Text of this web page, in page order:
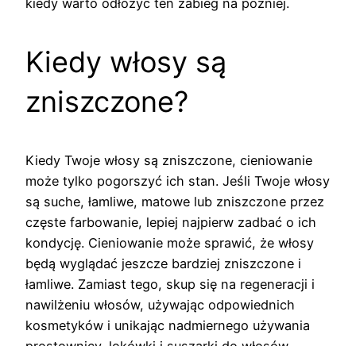
Kiedy włosy są
zniszczone?
Kiedy Twoje włosy są zniszczone, cieniowanie
może tylko pogorszyć ich stan. Jeśli Twoje włosy
są suche, łamliwe, matowe lub zniszczone przez
częste farbowanie, lepiej najpierw zadbać o ich
kondycję. Cieniowanie może sprawić, że włosy
będą wyglądać jeszcze bardziej zniszczone i
łamliwe. Zamiast tego, skup się na regeneracji i
nawilżeniu włosów, używając odpowiednich
kosmetyków i unikając nadmiernego używania